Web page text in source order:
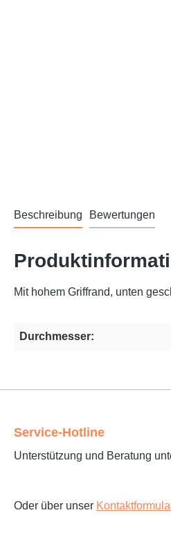
Beschreibung Bewertungen
Mit hohem Griffrand, unten
Durchmesser:
Service-Hotline
Unterstützung und Beratung
Oder über unser